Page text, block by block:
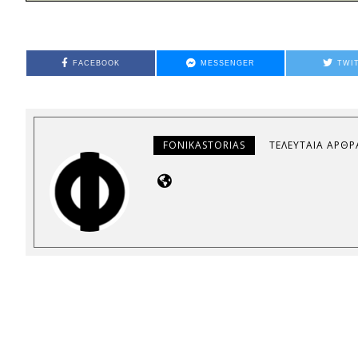
FACEBOOK MESSENGER
FONIKASTORIAS ΤΕΛΕΥΤΑΊΑ